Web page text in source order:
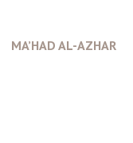
MA’HAD AL-AZHAR